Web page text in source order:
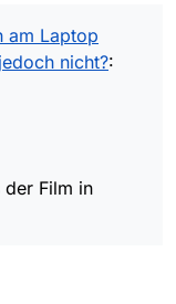
am Laptop
nicht?:
der Film in